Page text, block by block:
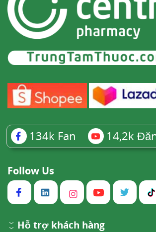
134k Fan 14,2k
Follow Us
Hỗ trợ khách hàng